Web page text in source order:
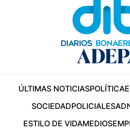
ÚLTIMAS NOTICIASPOLÍTICA
SOCIEDADPOLICIALES
ESTILO DE VIDAMEDIOS